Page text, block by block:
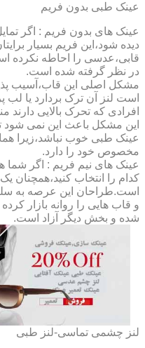
عینک طبی بدون فریم
عینک های بدون فریم : اگر
دیده شود،این فریم بسیار
قابی،عدسی را احاطه نکرده
در نظر گرفته شده است.
مشکل اصلی این قاب،آسیب
است لنز آن ترک بردارد یا لب
افرادی که تحرک بالایی
این مشکل باعث این نمی شود
عینک طبی خوب نباشد،زیرا
مخصوص خود را دارد.
عینک های نیم فریم : اگر شما
کدام را انتخاب کنید،همچنان
است.طراحان این عرصه به
و قاب هایی را روانه بازار
شده و بخش دیگر آزاد است.
لنز چشمی تماسی-لنز طبی